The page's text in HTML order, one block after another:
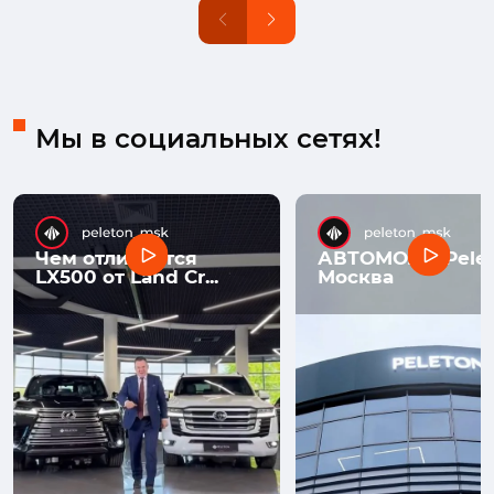
Мы в социальных сетях!
Чем отличается
LX500 от Land Cr...
АВТОМОЛЛ
Москва